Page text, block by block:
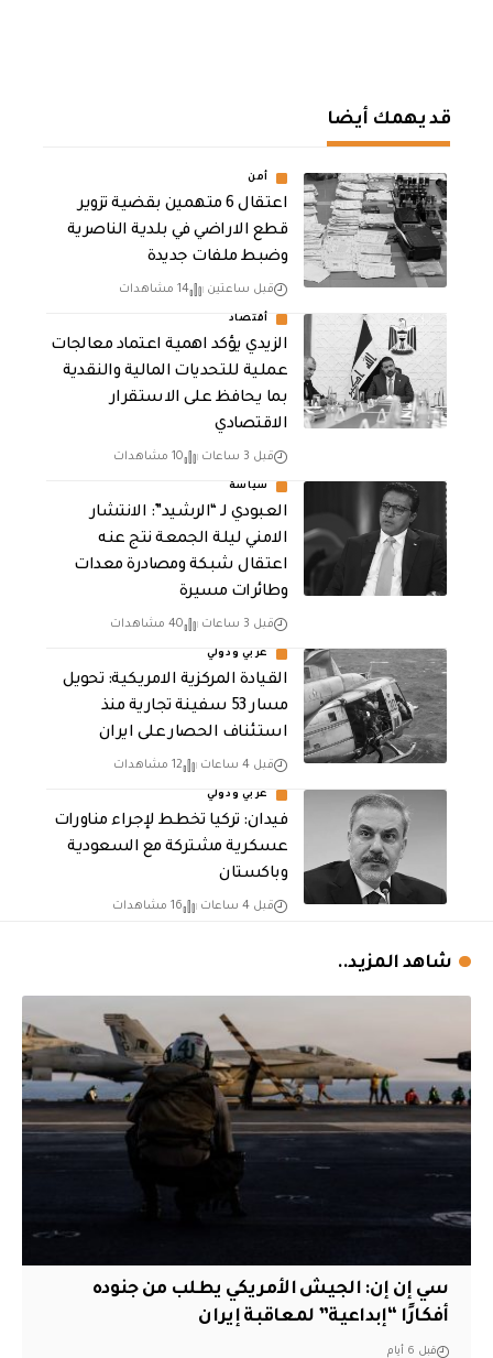
قد يهمك أيضا
أمن
اعتقال 6 متهمين بقضية تزوير
قطع الاراضي في بلدية الناصرية
وضبط ملفات جديدة
قبل ساعتين 14 مشاهدات
أقتصاد
الزيدي يؤكد اهمية اعتماد معالجات
عملية للتحديات المالية والنقدية
بما يحافظ على الاستقرار
الاقتصادي
قبل 3 ساعات 10 مشاهدات
سياسة
العبودي لـ “الرشيد”: الانتشار
الامني ليلة الجمعة نتج عنه
اعتقال شبكة ومصادرة معدات
وطائرات مسيرة
قبل 3 ساعات 40 مشاهدات
عربي ودولي
القيادة المركزية الامريكية: تحويل
مسار 53 سفينة تجارية منذ
استئناف الحصار على ايران
قبل 4 ساعات 12 مشاهدات
عربي ودولي
فيدان: تركيا تخطط لإجراء مناورات
عسكرية مشتركة مع السعودية
وباكستان
قبل 4 ساعات 16 مشاهدات
شاهد المزيد..
سي إن إن: الجيش الأمريكي يطلب من جنوده
أفكارًا “إبداعية” لمعاقبة إيران
قبل 6 أيام